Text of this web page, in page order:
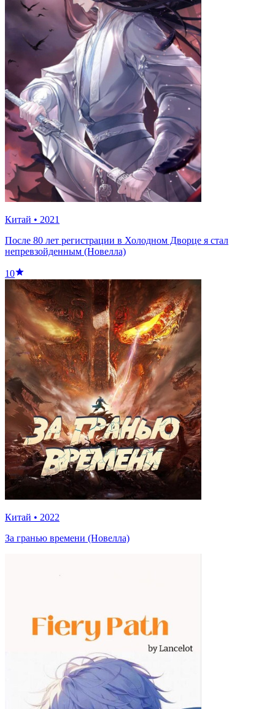
Китай • 2021
После 80 лет регистрации в Холодном Дворце я стал
непревзойденным (Новелла)
10
Китай • 2022
За гранью времени (Новелла)